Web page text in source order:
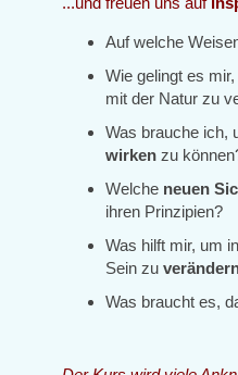
Auf welche
Wie gelingt es
mit der Natur zu
Was brauche ich,
wirkenzu
Welche neuen
ihren Prinzipien?
Was hilft mir, um
Sein zu
Was braucht es,